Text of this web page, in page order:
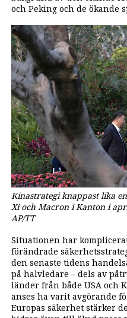
och Peking och de ökande
Kinastrategi knappast lika
Xi och Macron i Kanton i
AP/TT
Situationen har
förändrade
den senaste tidens
på halvledare – dels av
länder från både USA och
anses ha varit avgörande
Europas säkerhet stärker